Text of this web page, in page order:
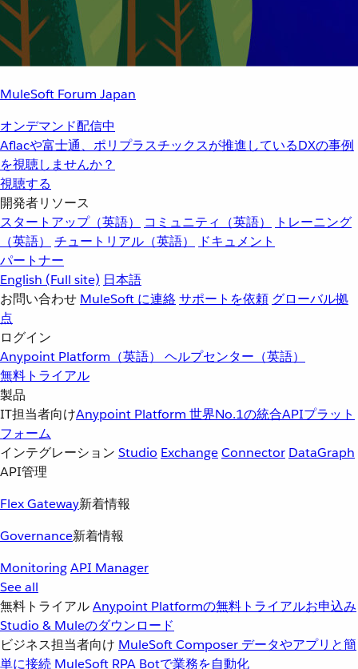
MuleSoft Forum Japan
オンデマンド配信中
Aflacや富士通、ポリプラスチックスが推進しているDXの事例
を視聴しませんか？
視聴する
開発者リソース
スタートアップ（英語）
コミュニティ（英語）
トレーニング
（英語）
チュートリアル（英語）
ドキュメント
パートナー
English (Full site) 日本語
お問い合わせ MuleSoft に連絡サポートを依頼 グローバル拠
点
ログイン
Anypoint Platform（英語） ヘルプセンター（英語）
無料トライアル
製品
IT担当者向けAnypoint Platform 世界No.1の統合APIプラット
フォーム
インテグレーション Studio ExchangeConnector DataGraph
API管理
Flex Gateway新着情報
Governance新着情報
MonitoringAPI Manager
See all
無料トライアルAnypoint Platformの無料トライアルお申込み
Studio & Muleのダウンロード
ビジネス担当者向け MuleSoft Composer データやアプリと簡
単に接続 MuleSoft RPA Botで業務を自動化